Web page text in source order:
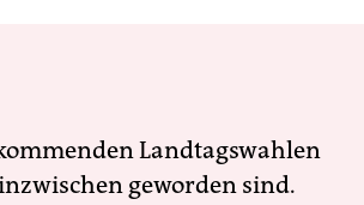
Landtagswahlen
geworden sind.